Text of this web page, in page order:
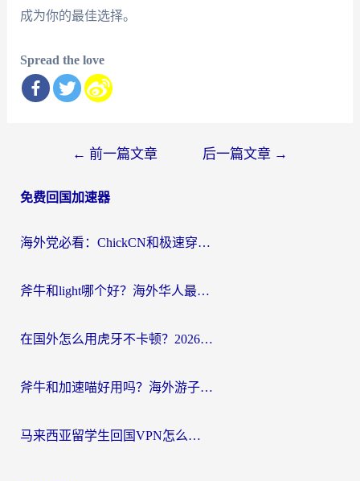
成为你的最佳选择。
Spread the love
导
← 前一篇文章 后一篇文章 →
免费回国加速器
海外党必看：ChickCN和极速穿梭VPN好用吗？3招教你选对回国加速器无缝刷国内资源
斧牛和light哪个好？海外华人最关心的回国加速器选择难题，一篇讲透
在国外怎么用虎牙不卡顿？2026海外华人亲测有效的回国加速器选择指南
斧牛和加速喵好用吗？海外游子的真实选择困境
马来西亚留学生回国VPN怎么选？3个避坑点+1款实测好用的加速器推荐